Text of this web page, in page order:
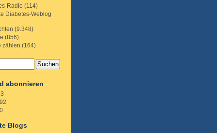
Radio (114)
Diabetes-Weblog
(9.348)
(856)
zählen (164)
abonnieren
Blogs